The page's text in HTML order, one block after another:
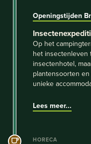
Openingstijden
Op het
het insectenleven
insectenhotel,
plantensoorten
unieke
Lees meer...
HORECA